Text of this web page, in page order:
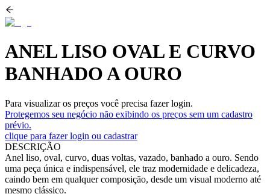
ANEL LISO OVAL E CURVO
BANHADO A OURO
Para visualizar os preços você precisa fazer login.
Protegemos seu negócio não exibindo os preços sem um cadastro
prévio.
clique para fazer login ou cadastrar
DESCRIÇÃO
Anel liso, oval, curvo, duas voltas, vazado, banhado a ouro. Sendo
uma peça única e indispensável, ele traz modernidade e delicadeza,
caindo bem em qualquer composição, desde um visual moderno até
mesmo clássico.